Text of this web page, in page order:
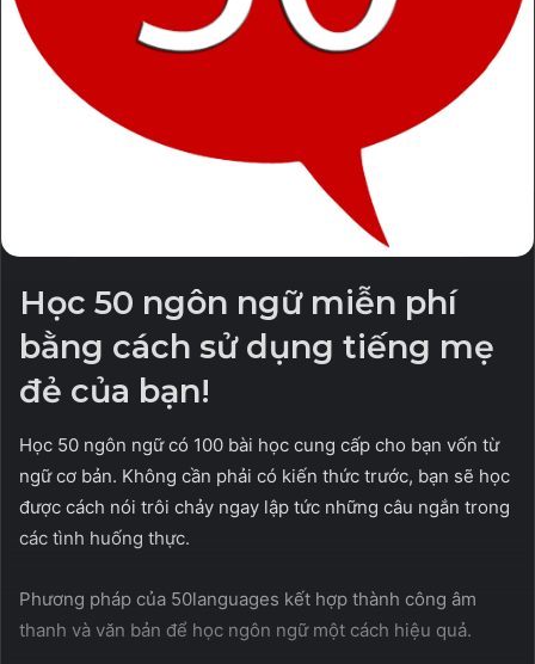
Học 50 ngôn ngữ miễn phí
bằng cách sử dụng tiếng mẹ
đẻ của bạn!
Học 50 ngôn ngữ có 100 bài học cung cấp cho bạn vốn từ
ngữ cơ bản. Không cần phải có kiến thức trước, bạn sẽ học
được cách nói trôi chảy ngay lập tức những câu ngắn trong
các tình huống thực.
Phương pháp của 50languages kết hợp thành công âm
thanh và văn bản để học ngôn ngữ một cách hiệu quả.